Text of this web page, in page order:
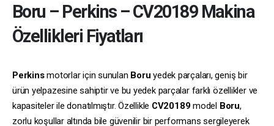
Boru – Perkins–CV20189Makina
Özellikleri Fiyatları
Perkinsmotorlar için sunulan Boru yedek parçaları, geniş bir
ürün yelpazesine sahiptir ve bu yedek parçalar farklı özellikler ve
kapasiteler ile donatılmıştır. Özellikle CV20189 model Boru,
zorlu koşullar altında bile güvenilir bir performans sergileyerek